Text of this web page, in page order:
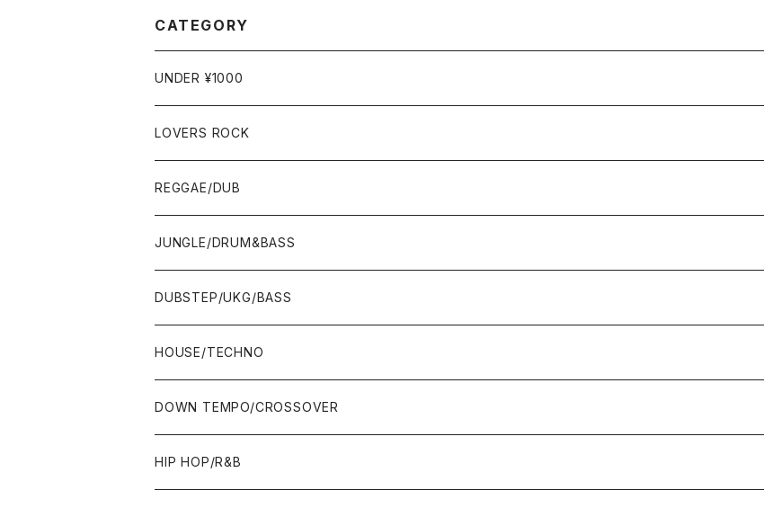
CATEGORY
UNDER ¥1000
LOVERS ROCK
7"
12"
ALBUM&V.A.
REGGAE/DUB
7"
10"
12"
ALBUM&V.A.
JUNGLE/DRUM&BASS
7"
10"
12"
ALBUM&V.A.
DUBSTEP/UKG/BASS
12"
ALBUM&V.A.
HOUSE/TECHNO
7"
10"
DOWN TEMPO/CROSSOVER
7"
HIP HOP/R&B